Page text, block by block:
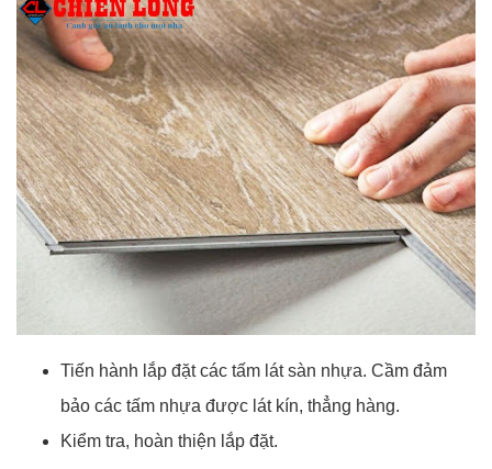
Tiến hành lắp đặt các tấm lát sàn nhựa. Cầm đảm
bảo các tấm nhựa được lát kín, thẳng hàng.
Kiểm tra, hoàn thiện lắp đặt.